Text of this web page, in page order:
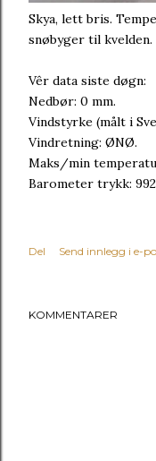
Skya, lett bris.
snøbyger til kvelden.
Vêr data siste døgn:
Nedbør: 0 mm.
Vindstyrke (målt i
Vindretning: ØNØ.
Maks/min
Barometer trykk: 992
Del Send innlegg i e-
KOMMENTARER